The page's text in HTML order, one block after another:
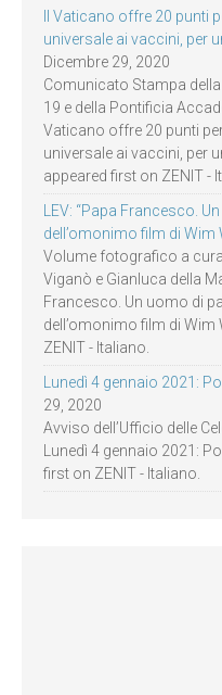
Il Vaticano offre 20 punti
universale ai vaccini, per
Dicembre 29, 2020
Comunicato Stampa
19 e della Pontificia
Vaticano offre 20 punti
universale ai vaccini, per
appeared first on ZENIT -
LEV: “Papa Francesco.
dell’omonimo film di Wim
Volume fotografico a
Viganò e Gianluca della
Francesco. Un uomo di
dell’omonimo film di Wim
ZENIT - Italiano.
Lunedì 4 gennaio 2021:
29, 2020
Avviso dell’Ufficio delle
Lunedì 4 gennaio 2021:
first on ZENIT - Italiano.